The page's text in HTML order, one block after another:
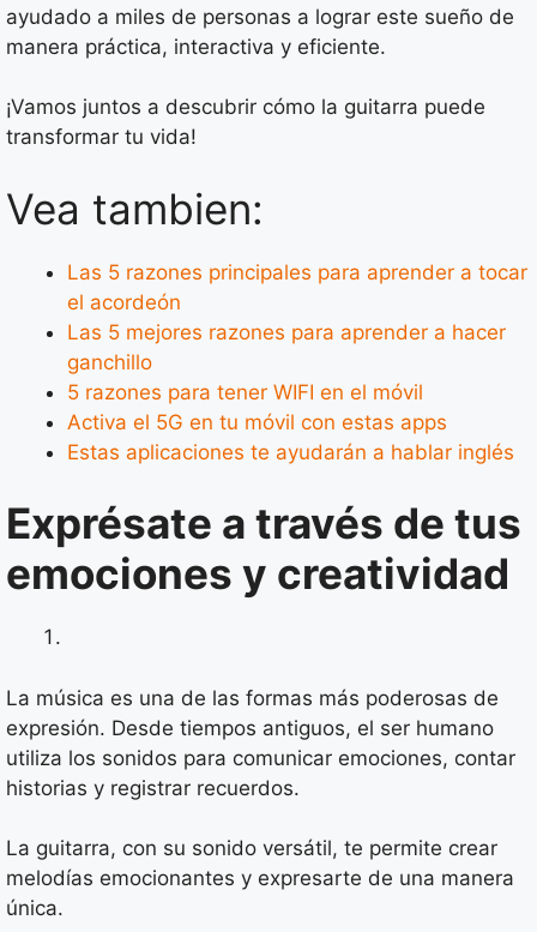
ayudado a miles de personas a lograr este sueño de
manera práctica, interactiva y eficiente.
¡Vamos juntos a descubrir cómo la guitarra puede
transformar tu vida!
Vea tambien:
Las 5 razones principales para aprender a tocar
el acordeón
Las 5 mejores razones para aprender a hacer
ganchillo
5 razones para tener WIFI en el móvil
Activa el 5G en tu móvil con estas apps
Estas aplicaciones te ayudarán a hablar inglés
Exprésate a través de tus
emociones y creatividad
La música es una de las formas más poderosas de
expresión. Desde tiempos antiguos, el ser humano
utiliza los sonidos para comunicar emociones, contar
historias y registrar recuerdos.
La guitarra, con su sonido versátil, te permite crear
melodías emocionantes y expresarte de una manera
única.